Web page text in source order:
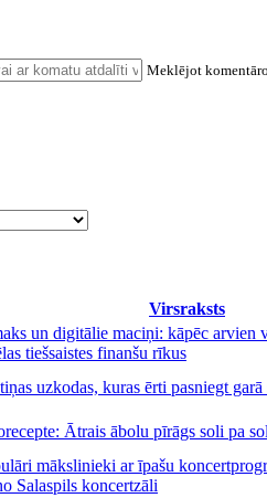
Meklējot
Virsraksts
un digitālie maciņi: kāpēc arvien
tiešsaistes finanšu rīkus
uzkodas, kuras ērti pasniegt
Ātrais ābolu pīrāgs soli pa
mākslinieki ar īpašu
Salaspils koncertzāli